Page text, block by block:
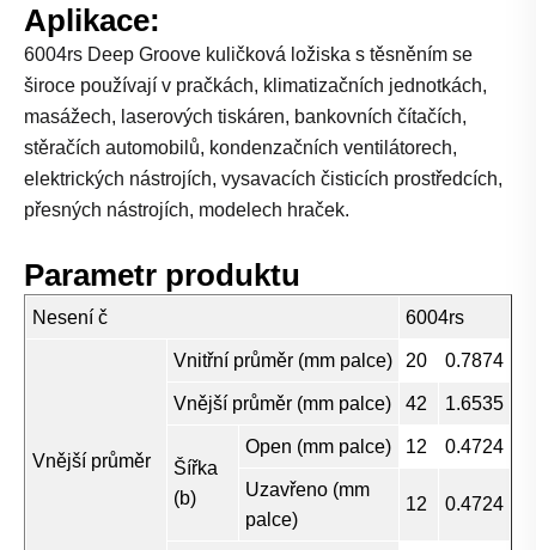
Aplikace:
6004rs Deep Groove kuličková ložiska s těsněním se
široce používají v pračkách, klimatizačních jednotkách,
masážech, laserových tiskáren, bankovních čítačích,
stěračích automobilů, kondenzačních ventilátorech,
elektrických nástrojích, vysavacích čisticích prostředcích,
přesných nástrojích, modelech hraček.
Parametr produktu
Nesení č 6004rs
Vnější průměr
Vnitřní průměr (mm palce) 20 0.7874
Vnější průměr (mm palce) 42 1.6535
Šířka
(b)
Open (mm palce) 12 0.4724
Uzavřeno (mm
palce)
12 0.4724